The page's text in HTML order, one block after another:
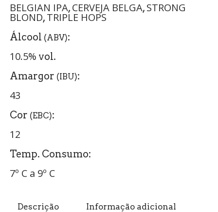
BELGIAN IPA, CERVEJA BELGA, STRONG
BLOND, TRIPLE HOPS
Álcool (ABV):
10.5% vol.
Amargor (IBU):
43
Cor (EBC):
12
Temp. Consumo:
7º C a 9º C
Descrição Informação adicional